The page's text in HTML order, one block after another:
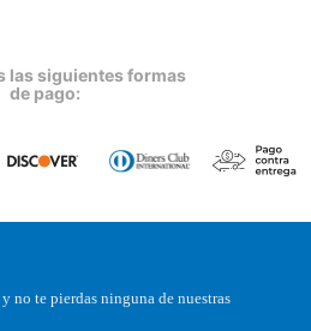
las siguientes formas
de pago:
no te pierdas ninguna de nuestras